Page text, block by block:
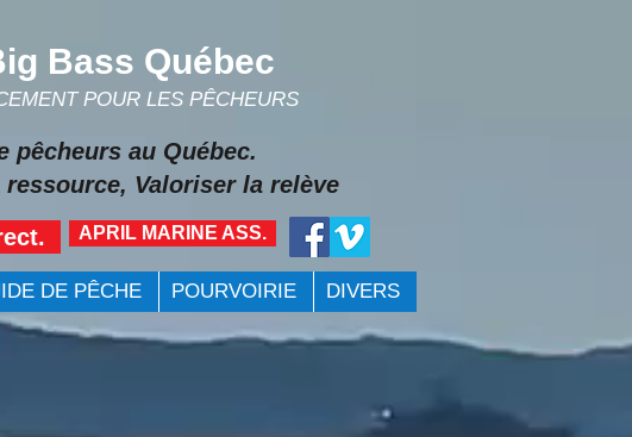
Bass Québec
POUR LES PÊCHEURS
Valoriser la relève
APRIL MARINE ASS.
pêcheurs au Québec.
DE PÊCHE POURVOIRIE DIVERS